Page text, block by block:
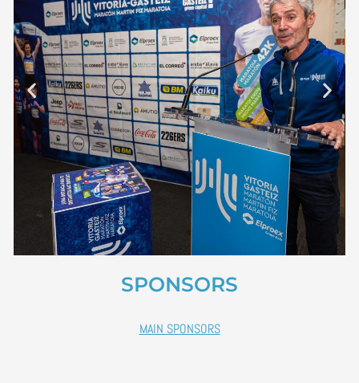
SPONSORS
MAIN SPONSORS